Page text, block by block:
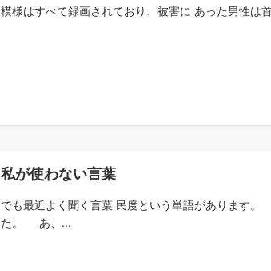
模様はすべて録画されており、被害に あった男性は
私が使わない言葉
でも最近よく聞く言葉 民度という単語があります
た。 あ、...